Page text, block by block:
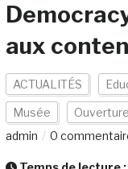
aux
ACTUALITÉS
Musée
admin
0